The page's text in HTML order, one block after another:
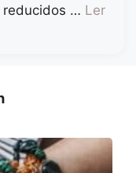
reducidos … Ler